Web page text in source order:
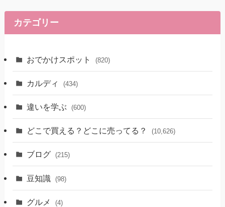
カテゴリー
おでかけスポット (820)
カルディ (434)
違いを学ぶ (600)
どこで買える？どこに売ってる？ (10,626)
ブログ (215)
豆知識 (98)
グルメ (4)